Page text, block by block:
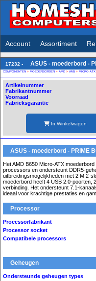
Account Assortiment
17232 - ASUS - moederbord -
COMPONENTEN > MOEDERBORDEN > AMD > AM5 > MICRO ATX
Artikelnummer
Fabrikantnummer
Voorraad
Fabrieksgarantie
In Winkelwagen
ASUS - moederbord - PRIME
Het AMD B650 Micro-ATX
processors en ondersteunt DDR5-
uitbreidingsmogelijkheden met 2 M.2-
moederbord heeft 4 USB 2.0-poorten,
verbinding. Het ondersteunt 7.1-
ideaal voor krachtige prestaties en
Processor
Processorfabrikant
Processor socket
Compatibele processors
Geheugen
Ondersteunde geheugen types